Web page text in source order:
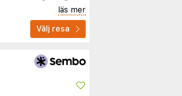
läs mer
Välj resa